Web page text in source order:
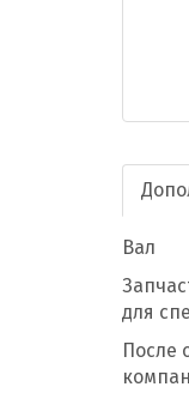
Вал
для
После